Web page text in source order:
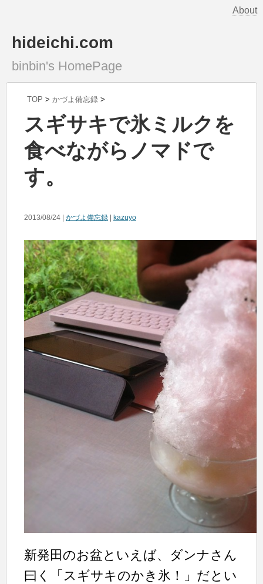
About
hideichi.com
binbin's HomePage
TOP > かづよ備忘録 >
スギサキで氷ミルクを
食べながらノマドで
す。
2013/08/24 | かづよ備忘録 kazuyo
新発田のお盆といえば、ダンナさん
曰く「スギサキのかき氷！」だとい